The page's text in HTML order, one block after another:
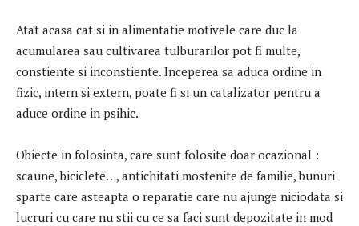
Atat acasa cat si in alimentatie motivele care duc la
acumularea sau cultivarea tulburarilor pot fi multe,
constiente si inconstiente. Inceperea sa aduca ordine in
fizic, intern si extern, poate fi si un catalizator pentru a
aduce ordine in psihic.
Obiecte in folosinta, care sunt folosite doar ocazional :
scaune, biciclete…, antichitati mostenite de familie, bunuri
sparte care asteapta o reparatie care nu ajunge niciodata si
lucruri cu care nu stii cu ce sa faci sunt depozitate in mod